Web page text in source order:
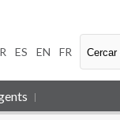
ES EN FR